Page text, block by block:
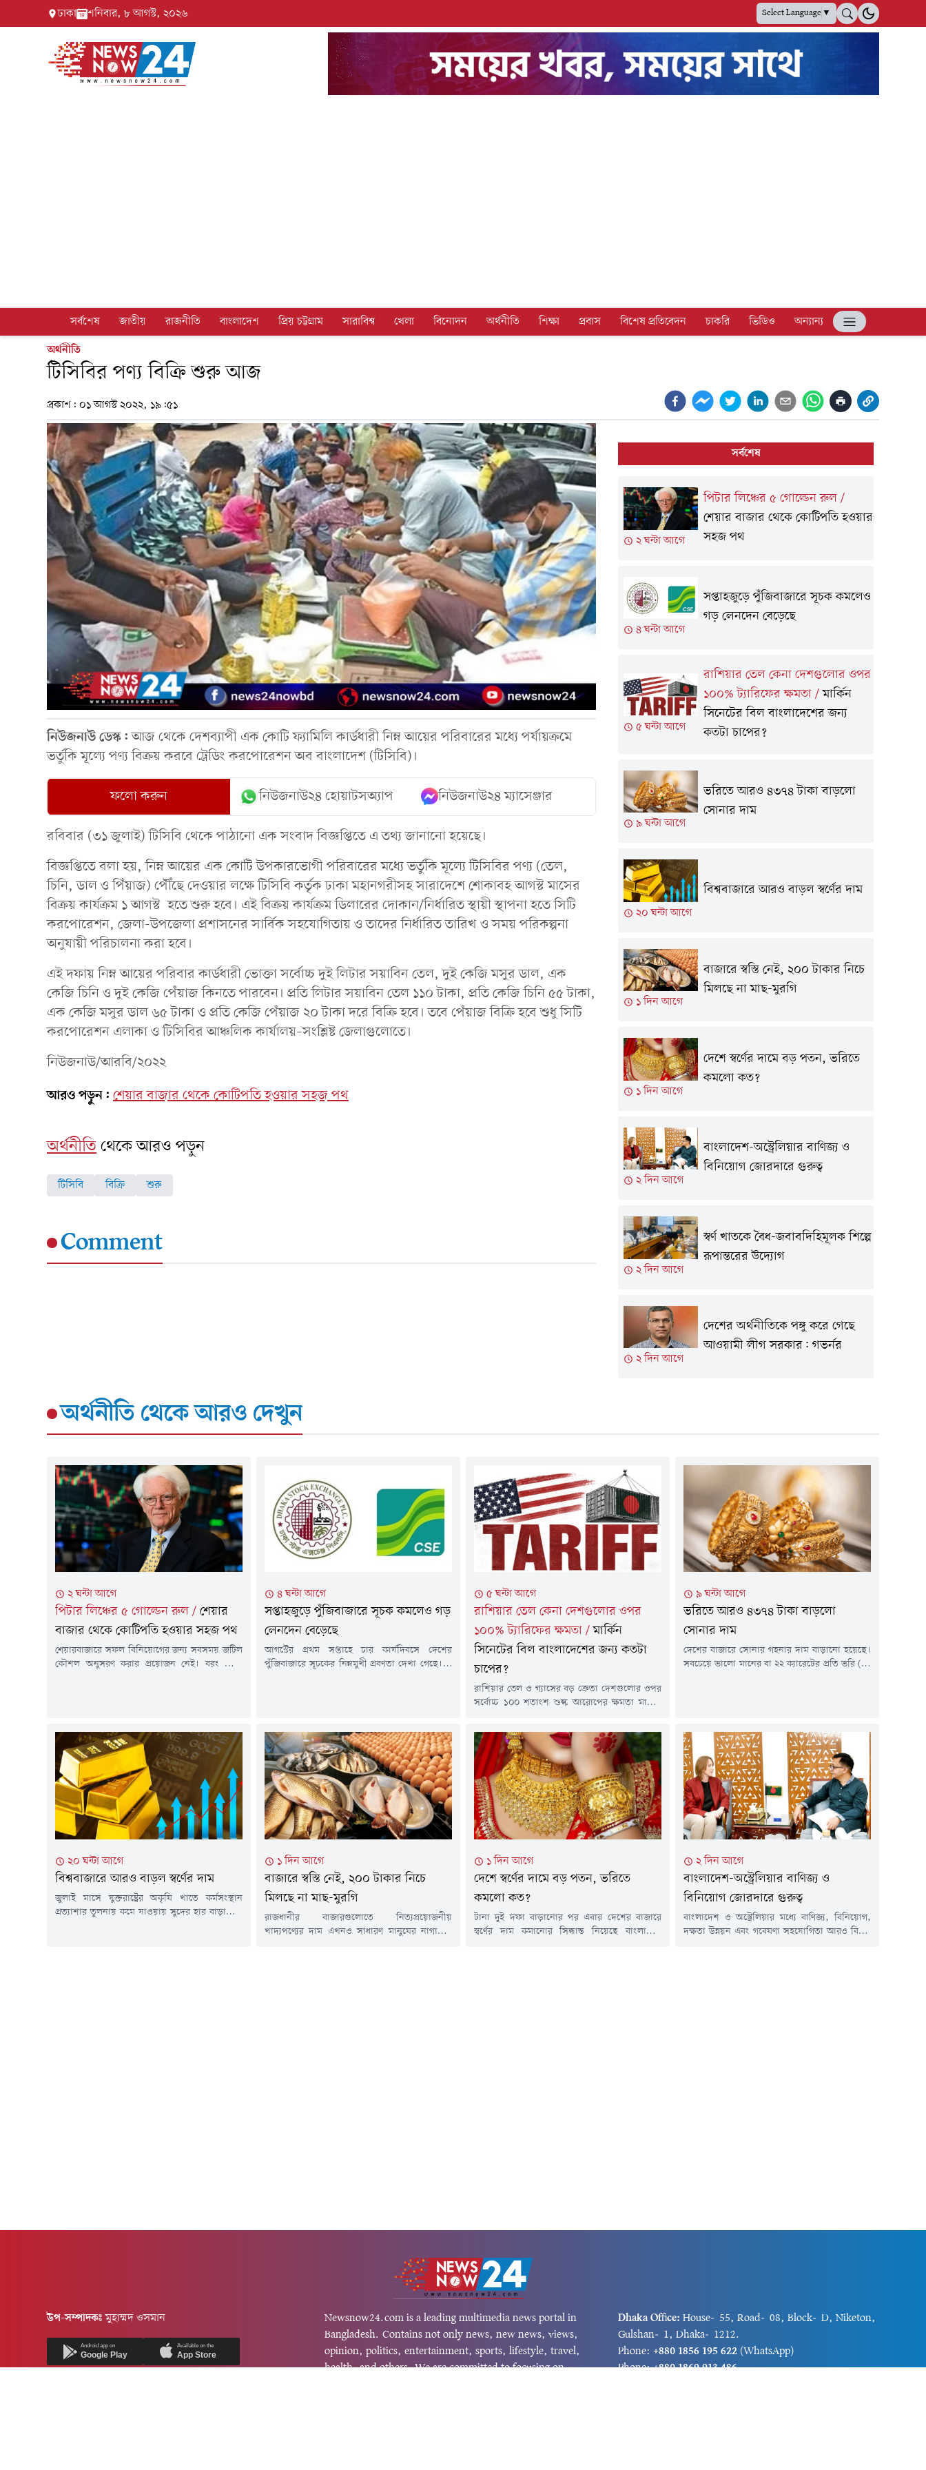
ঢাকা শনিবার, ৮ আগস্ট, ২০২৬ Select Language▼
সর্বশেষ জাতীয় রাজনীতি বাংলাদেশ প্রিয় চট্টগ্রাম সারাবিশ্ব খেলা বিনোদন অর্থনীতি শিক্ষা প্রবাস বিশেষ প্রতিবেদন চাকরি ভিডিও
অন্যান্য
অর্থনীতি
টিসিবির পণ্য বিক্রি শুরু আজ
প্রকাশ: ০১ আগস্ট ২০২২, ১৯:৫১
নিউজনাউ ডেস্ক:আজ থেকে দেশব্যাপী এক কোটি ফ্যামিলি কার্ডধারী নিম্ন আয়ের পরিবারের মধ্যে পর্যায়ক্রমে
ভর্তুকি মূল্যে পণ্য বিক্রয় করবে ট্রেডিং করপোরেশন অব বাংলাদেশ (টিসিবি)।
ফলো করুন নিউজনাউ২৪ হোয়াটসঅ্যাপ নিউজনাউ২৪ ম্যাসেঞ্জার
রবিবার (৩১ জুলাই) টিসিবি থেকে পাঠানো এক সংবাদ বিজ্ঞপ্তিতে এ তথ্য জানানো হয়েছে।
বিজ্ঞপ্তিতে বলা হয়, নিম্ন আয়ের এক কোটি উপকারভোগী পরিবারের মধ্যে ভর্তুকি মূল্যে টিসিবির পণ্য (তেল,
চিনি, ডাল ও পিঁয়াজ) পৌঁছে দেওয়ার লক্ষে টিসিবি কর্তৃক ঢাকা মহানগরীসহ সারাদেশে শোকাবহ আগস্ট মাসের
বিক্রয় কার্যক্রম ১ আগস্ট হতে শুরু হবে। এই বিক্রয় কার্যক্রম ডিলারের দোকান/নির্ধারিত স্থায়ী স্থাপনা হতে সিটি
করপোরেশন, জেলা-উপজেলা প্রশাসনের সার্বিক সহযোগিতায় ও তাদের নির্ধারিত তারিখ ও সময় পরিকল্পনা
অনুযায়ী পরিচালনা করা হবে।
এই দফায় নিম্ন আয়ের পরিবার কার্ডধারী ভোক্তা সর্বোচ্চ দুই লিটার সয়াবিন তেল, দুই কেজি মসুর ডাল, এক
কেজি চিনি ও দুই কেজি পেঁয়াজ কিনতে পারবেন। প্রতি লিটার সয়াবিন তেল ১১০ টাকা, প্রতি কেজি চিনি ৫৫ টাকা,
এক কেজি মসুর ডাল ৬৫ টাকা ও প্রতি কেজি পেঁয়াজ ২০ টাকা দরে বিক্রি হবে। তবে পেঁয়াজ বিক্রি হবে শুধু সিটি
করপোরেশন এলাকা ও টিসিবির আঞ্চলিক কার্যালয়–সংশ্লিষ্ট জেলাগুলোতে।
নিউজনাউ/আরবি/২০২২
আরও পড়ুন: শেয়ার বাজার থেকে কোটিপতি হওয়ার সহজ পথ
অর্থনীতিথেকে আরও পড়ুন
টিসিবি বিক্রি শুরু
Comment
সর্বশেষ
২ ঘন্টা আগে
পিটার লিঞ্চের ৫ গোল্ডেন রুল/
শেয়ার বাজার থেকে কোটিপতি হওয়ার
সহজ পথ
৪ ঘন্টা আগে
সপ্তাহজুড়ে পুঁজিবাজারে সূচক কমলেও
গড় লেনদেন বেড়েছে
৫ ঘন্টা আগে
রাশিয়ার তেল কেনা দেশগুলোর ওপর
১০০% ট্যারিফের ক্ষমতা/মার্কিন
সিনেটের বিল বাংলাদেশের জন্য
কতটা চাপের?
৯ ঘন্টা আগে
ভরিতে আরও ৪৩৭৪ টাকা বাড়লো
সোনার দাম
২০ ঘন্টা আগে
বিশ্ববাজারে আরও বাড়ল স্বর্ণের দাম
১ দিন আগে
বাজারে স্বস্তি নেই, ২০০ টাকার নিচে
মিলছে না মাছ-মুরগি
১ দিন আগে
দেশে স্বর্ণের দামে বড় পতন, ভরিতে
কমলো কত?
২ দিন আগে
বাংলাদেশ-অস্ট্রেলিয়ার বাণিজ্য ও
বিনিয়োগ জোরদারে গুরুত্ব
২ দিন আগে
স্বর্ণ খাতকে বৈধ-জবাবদিহিমূলক শিল্পে
রূপান্তরের উদ্যোগ
২ দিন আগে
দেশের অর্থনীতিকে পঙ্গু করে গেছে
আওয়ামী লীগ সরকার: গভর্নর
অর্থনীতি থেকে আরও দেখুন
২ ঘন্টা আগে
পিটার লিঞ্চের ৫ গোল্ডেন রুল / শেয়ার
বাজার থেকে কোটিপতি হওয়ার সহজ পথ
শেয়ারবাজারে সফল বিনিয়োগের জন্য সবসময় জটিল
কৌশল অনুসরণ করার প্রয়োজন নেই। বরং কোন
বিনিয়োগকারী পিটার লিঞ্চের বিনিয়োগ দর্শনেও এমন
বেশ কিছু গুরুত্বপূর্ণ শিক্ষার প্রতিফলন রয়েছে।১. যে...
৪ ঘন্টা আগে
সপ্তাহজুড়ে পুঁজিবাজারে সূচক কমলেও গড়
লেনদেন বেড়েছে
আগস্টের প্রথম সপ্তাহে চার কার্যদিবসে দেশের
পুঁজিবাজারে সূচকের নিম্নমুখী প্রবণতা দেখা গেছে। এ
ডিএসইতে গড় লেনদেনের পরিমাণ প্রায় ১২ শতাংশ
বেড়েছে। অন্যদিকে, দেশের...
৫ ঘন্টা আগে
রাশিয়ার তেল কেনা দেশগুলোর ওপর
১০০% ট্যারিফের ক্ষমতা /মার্কিন
সিনেটের বিল বাংলাদেশের জন্য কতটা
চাপের?
রাশিয়ার তেল ও গ্যাসের বড় ক্রেতা দেশগুলোর ওপর
সর্বোচ্চ ১০০ শতাংশ শুল্ক আরোপের ক্ষমতা মার্কিন
করেছে যুক্তরাষ্ট্রের সিনেট। 'Lindsey O. Graham
Sanctioning Russia and Iran Act of 2026' নামের
বিলটি ৮৬-১১ ভোটে পাস হয়েছে।বিলটি এখনো
আইন হয়নি। এটি কার্যকর করতে হলে প্রথমে
মার্কিন...
৯ ঘন্টা আগে
ভরিতে আরও ৪৩৭৪ টাকা বাড়লো
সোনার দাম
দেশের বাজারে সোনার গহনার দাম বাড়ানো হয়েছে।
সবচেয়ে ভালো মানের বা ২২ ক্যারেটের প্রতি ভরি (১১
তেজাবী সোনার দাম...
২০ ঘন্টা আগে
বিশ্ববাজারে আরও বাড়ল স্বর্ণের দাম
জুলাই মাসে যুক্তরাষ্ট্রের অকৃষি খাতে কর্মসংস্থান
প্রত্যাশার তুলনায় কমে যাওয়ায় সুদের হার বাড়ানোর
১ দিন আগে
বাজারে স্বস্তি নেই, ২০০ টাকার নিচে
মিলছে না মাছ-মুরগি
রাজধানীর বাজারগুলোতে নিত্যপ্রয়োজনীয়
খাদ্যপণ্যের দাম এখনও সাধারণ মানুষের নাগালের
১ দিন আগে
দেশে স্বর্ণের দামে বড় পতন, ভরিতে
কমলো কত?
টানা দুই দফা বাড়ানোর পর এবার দেশের বাজারে
স্বর্ণের দাম কমানোর সিদ্ধান্ত নিয়েছে বাংলাদেশ
২ দিন আগে
বাংলাদেশ-অস্ট্রেলিয়ার বাণিজ্য ও
বিনিয়োগ জোরদারে গুরুত্ব
বাংলাদেশ ও অস্ট্রেলিয়ার মধ্যে বাণিজ্য, বিনিয়োগ,
দক্ষতা উন্নয়ন এবং গবেষণা সহযোগিতা আরও বিস্তৃত
উপ-সম্পাদকঃমুহাম্মদ ওসমান
Android app on
Google Play
Available on the
App Store
Newsnow24.com is a leading multimedia news portal in
Bangladesh. Contains not only news, new news, views,
opinion, politics, entertainment, sports, lifestyle, travel,
health, and others. We are committed to focusing on
Dhaka Office: House-55, Road-08, Block-D, Niketon,
Gulshan-1, Dhaka-1212.
Phone: +880 1856 195 622 (WhatsApp)
Phone:+880 1869 913 486